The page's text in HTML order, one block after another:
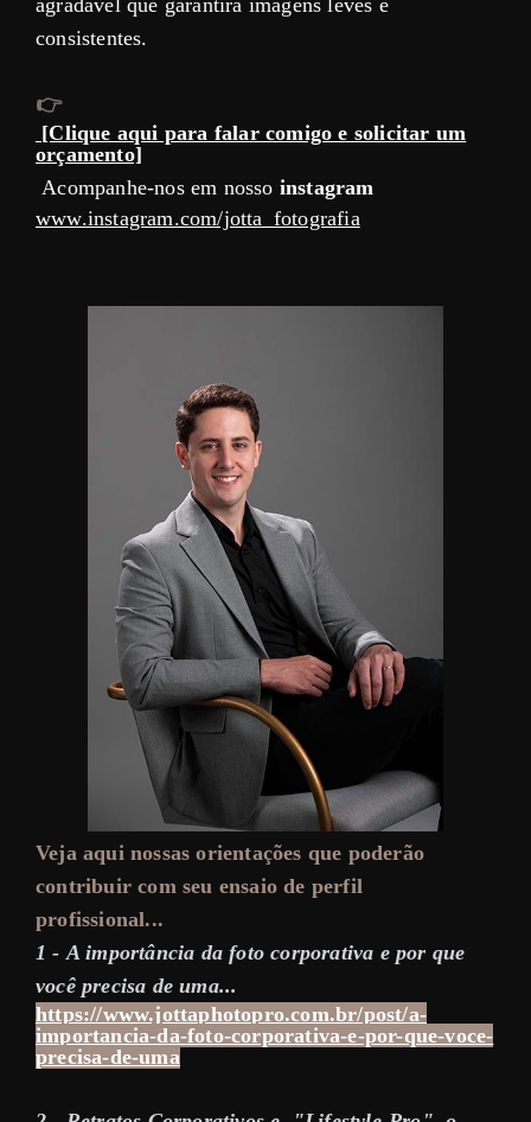
consistentes.
👉
[Clique aqui para falar comigo e solicitar um
orçamento]
Acompanhe-nos em nosso instagram
www.instagram.com/jotta_fotografia
Veja aqui nossas orientações que poderão
contribuir com seu ensaio de perfil
profissional...
1 - A importância da foto corporativa e por que
você precisa de uma...
https://www.jottaphotopro.com.br/post/a-
importancia-da-foto-corporativa-e-por-que-voce-
precisa-de-uma